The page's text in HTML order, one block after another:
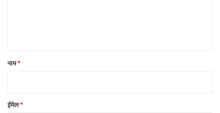
नाम*
ईमेल*